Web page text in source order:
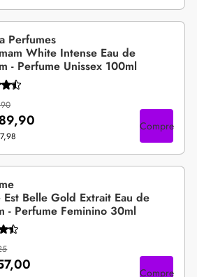
Perfumes
White Intense Eau de
- Perfume Unissex 100ml
Compre
Est Belle Gold Extrait Eau de
- Perfume Feminino 30ml
Compre